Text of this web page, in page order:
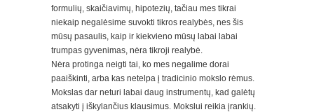
formulių, skaičiavimų, hipotezių, tačiau mes tikrai
niekaip negalėsime suvokti tikros realybės, nes šis
mūsų pasaulis, kaip ir kiekvieno mūsų labai labai
trumpas gyvenimas, nėra tikroji realybė.
Nėra protinga neigti tai, ko mes negalime dorai
paaiškinti, arba kas netelpa į tradicinio mokslo rėmus.
Mokslas dar neturi labai daug instrumentų, kad galėtų
atsakyti į iškylančius klausimus. Mokslui reikia įrankių.